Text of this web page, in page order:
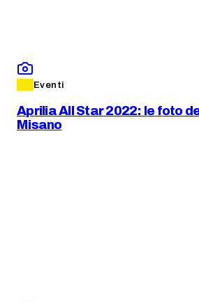
Eventi
Aprilia All Star 2022: le foto
Misano